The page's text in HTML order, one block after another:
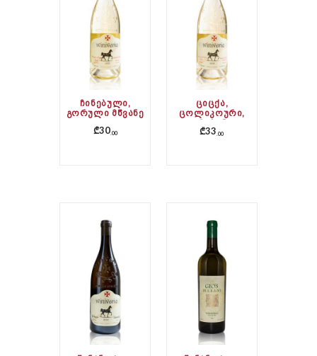
ᲩᲘᲜᲔᲑᲣᲚᲘ,
ᲒᲝᲠᲣᲚᲘ ᲛᲬᲕᲐᲜᲔ
₾30 00
ᲪᲘᲪᲥᲐ,
ᲪᲝᲚᲘᲙᲝᲣᲠᲘ,
₾33 00